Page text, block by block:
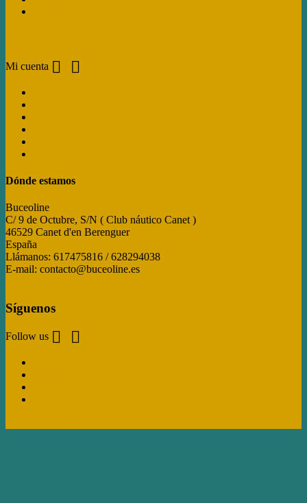
Mi cuenta  
Dónde estamos
Buceoline
C/ 9 de Octubre, S/N ( Club náutico Canet )
46529 Canet d'en Berenguer
España
Llámanos: 617475816 / 628294038
E-mail: contacto@buceoline.es
Síguenos
Follow us  